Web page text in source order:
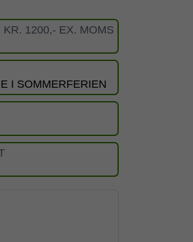
1200,- EX. MOMS
I SOMMERFERIEN